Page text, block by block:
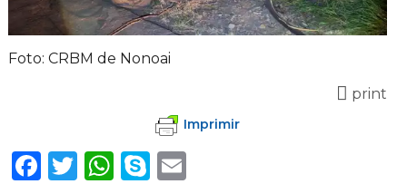
Foto: CRBM de Nonoai
print
Imprimir
Facebook
Twitter
WhatsApp
SkypeEmail